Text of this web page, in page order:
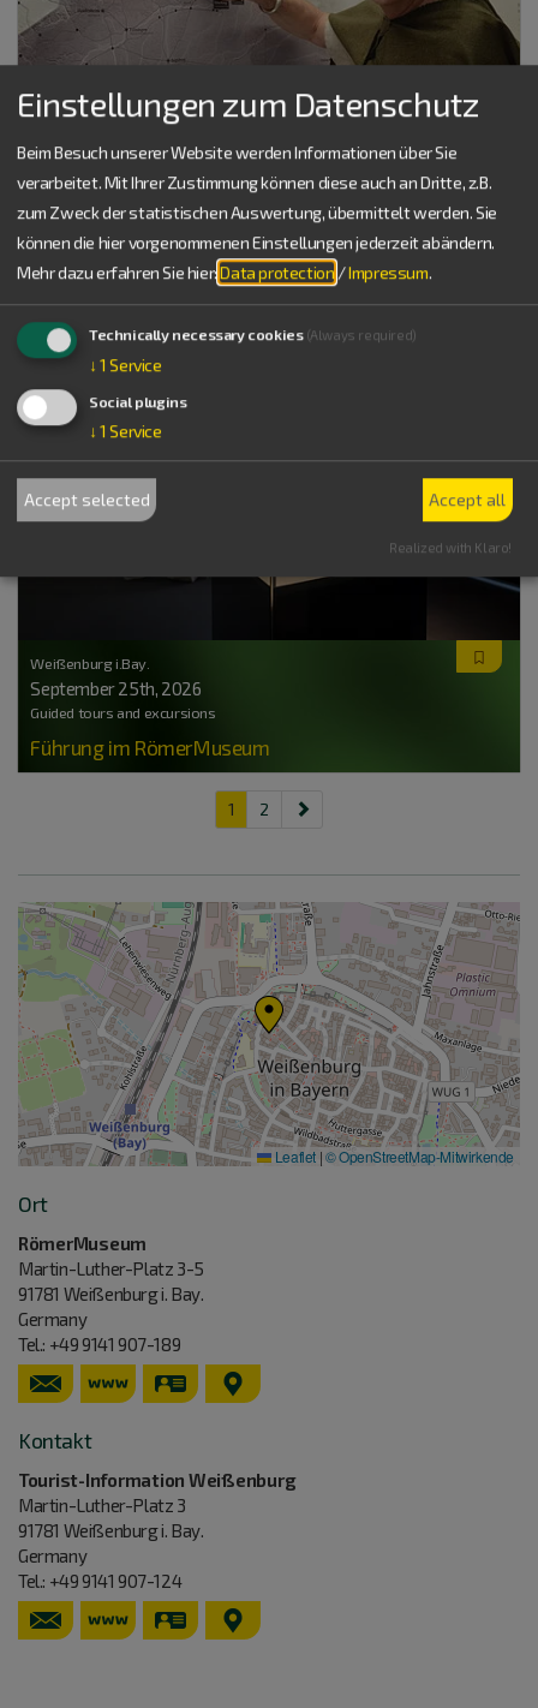
Weißenburg i.Bay.
September 13th, 2026
Guided tours and excursions
RömerVisionen
Weißenburg i.Bay.
September 25th, 2026
Guided tours and excursions
Führung im RömerMuseum
1 2
Leaflet |© OpenStreetMap-Mitwirkende
Ort
RömerMuseum
Martin-Luther-Platz 3-5
91781 Weißenburg i. Bay.
Germany
Tel.: +49 9141 907-189
www.museen-weissenburg.de/de/unsere-
vCard
Kontakt
Tourist-Information Weißenburg
Martin-Luther-Platz 3
91781 Weißenburg i. Bay.
Germany
Tel.: +49 9141 907-124
www.weissenburg.de
vCard
Einstellungen zum Datenschutz
Beim Besuch unserer Website werden Informationen über Sie
verarbeitet. Mit Ihrer Zustimmung können diese auch an Dritte, z.B.
zum Zweck der statistischen Auswertung, übermittelt werden. Sie
können die hier vorgenommenen Einstellungen jederzeit abändern.
Mehr dazu erfahren Sie hier:Data protection /Impressum.
Technically necessary cookies (Always required)
↓ 1 Service
Social plugins
↓ 1 Service
Accept selected Accept all
Realized with Klaro!